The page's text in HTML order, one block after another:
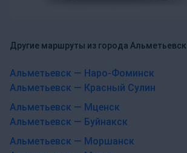
Другие маршруты из города Альметьевск
Альметьевск — Наро-Фоминск
Альметьевск — Красный Сулин
Альметьевск — Мценск
Альметьевск — Буйнакск
Альметьевск — Моршанск